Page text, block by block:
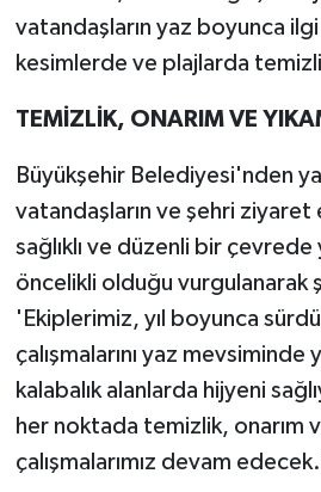
vatandaşların yaz boyunca
kesimlerde ve plajlarda
TEMİZLİK, ONARIM VE
Büyükşehir Belediyesi'nden
vatandaşların ve şehri ziyaret
sağlıklı ve düzenli bir çevrede
öncelikli olduğu vurgulanarak
'Ekiplerimiz, yıl boyunca
çalışmalarını yaz mevsiminde
kalabalık alanlarda hijyeni
her noktada temizlik, onarım
çalışmalarımız devam